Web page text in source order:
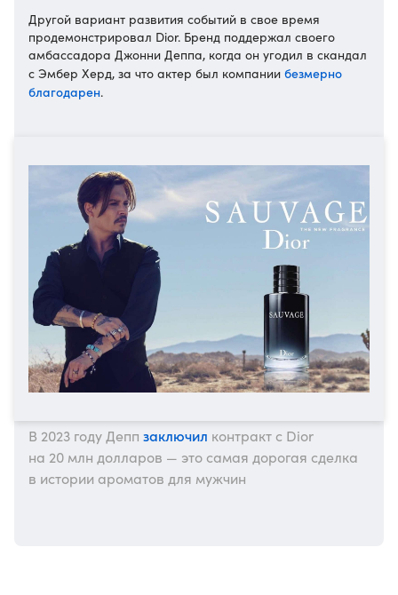
Другой вариант развития событий в свое время
продемонстрировал Dior. Бренд поддержал своего
амбассадора Джонни Деппа, когда он угодил в скандал
с Эмбер Херд, за что актер был компании безмерно
благодарен.
В 2023 году Депп заключил контракт с Dior
на 20 млн долларов — это самая дорогая сделка
в истории ароматов для мужчин